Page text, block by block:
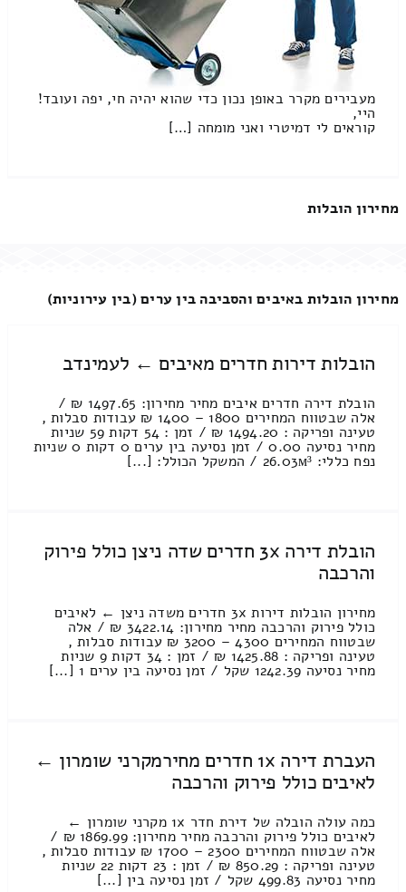
מעבירים מקרר באופן נכון כדי שהוא יהיה חי, יפה ועובד!
היי,
קוראים לי דמיטרי ואני מומחה […]
מחירון הובלות
מחירון הובלות באיבים והסביבה בין ערים (בין עירוניות)
הובלות דירות חדרים מאיבים ← לעמינדב
הובלת דירה חדרים איבים מחיר מחירון: 1497.65 ₪ /
אלה שבטווח המחירים 1800 – 1400 ₪ עבודות סבלות ,
טעינה ופריקה : 1494.20 ₪ / זמן : 54 דקות 59 שניות
מחיר נסיעה 0.00 / זמן נסיעה בין ערים 0 דקות 0 שניות
נפח כללי: 26.03м³ / המשקל הכולל: [...]
הובלת דירה 3x חדרים שדה ניצן כולל פירוק
והרכבה
מחירון הובלות דירות 3x חדרים משדה ניצן ← לאיבים
כולל פירוק והרכבה מחיר מחירון: 3422.14 ₪ / אלה
שבטווח המחירים 4300 – 3200 ₪ עבודות סבלות ,
טעינה ופריקה : 1425.88 ₪ / זמן : 34 דקות 9 שניות
מחיר נסיעה 1242.39 שקל / זמן נסיעה בין ערים 1 [...]
העברת דירה 1x חדרים מחירמקרני שומרון ←
לאיבים כולל פירוק והרכבה
כמה עולה הובלה של דירת חדר 1x מקרני שומרון ←
לאיבים כולל פירוק והרכבה מחיר מחירון: 1869.99 ₪ /
אלה שבטווח המחירים 2300 – 1700 ₪ עבודות סבלות ,
טעינה ופריקה : 850.29 ₪ / זמן : 23 דקות 22 שניות
מחיר נסיעה 499.83 שקל / זמן נסיעה בין [...]